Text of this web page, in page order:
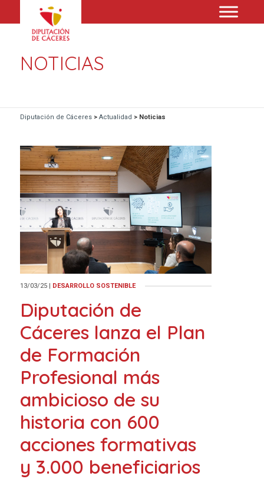
NOTICIAS
Diputación de Cáceres> Actualidad > Noticias
13/03/25 | DESARROLLO SOSTENIBLE
Diputación de
Cáceres lanza el Plan
de Formación
Profesional más
ambicioso de su
historia con 600
acciones formativas
y 3.000 beneficiarios